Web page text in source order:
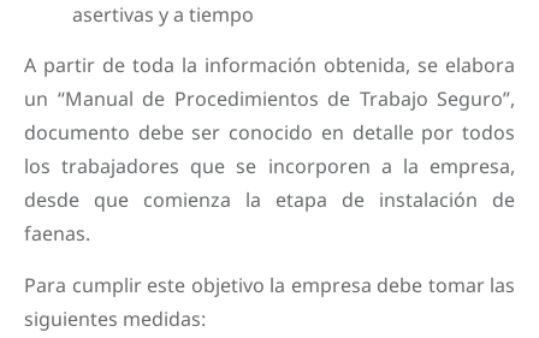
asertivas y a tiempo
A partir de toda la información obtenida, se elabora
un “Manual de Procedimientos de Trabajo Seguro”,
documento debe ser conocido en detalle por todos
los trabajadores que se incorporen a la empresa,
desde que comienza la etapa de instalación de
faenas.
Para cumplir este objetivo la empresa debe tomar las
siguientes medidas: